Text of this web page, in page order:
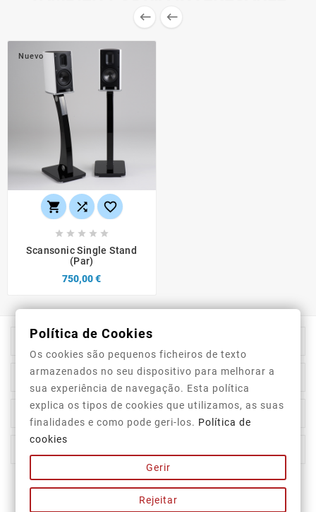
 
Nuevo
  
    
Scansonic Single Stand
(par)
750,00 €
Información De La Tienda
Category
Our Company

Newsletter
Política de Cookies
Os cookies são pequenos ficheiros de texto
armazenados no seu dispositivo para melhorar a
sua experiência de navegação. Esta política
explica os tipos de cookies que utilizamos, as suas
finalidades e como pode geri-los. Política de
cookies
Gerir
Rejeitar